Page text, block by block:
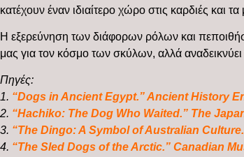
κατέχουν έναν ιδιαίτερο χώρο στις καρδιές
Η εξερεύνηση των διάφορων ρόλων και
μας για τον κόσμο των σκύλων, αλλά
Πηγές:
1. “Dogs in Ancient Egypt.” Ancient History
2. “Hachiko: The Dog Who Waited.” The
3. “The Dingo: A Symbol of Australian
4. “The Sled Dogs of the Arctic.” Canadian